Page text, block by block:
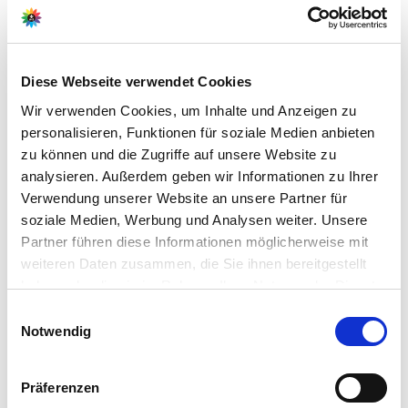
Diese Webseite verwendet Cookies
Wir verwenden Cookies, um Inhalte und Anzeigen zu
personalisieren, Funktionen für soziale Medien anbieten
zu können und die Zugriffe auf unsere Website zu
analysieren. Außerdem geben wir Informationen zu Ihrer
Verwendung unserer Website an unsere Partner für
soziale Medien, Werbung und Analysen weiter. Unsere
Partner führen diese Informationen möglicherweise mit
weiteren Daten zusammen, die Sie ihnen bereitgestellt
haben oder die sie im Rahmen Ihrer Nutzung der Dienste
betätigen Sie anschließend den "OK"-Button:
Notwendig
Präferenzen
Ahrens+Sieberz GmbH &
Hauptstr. 440
E-Mail: info@as-garten.de
Webseite: https://www.as-
garten.de
Produktspezifisch
Gladiolen bevorzugen einen sonnigen bis halbschattigen
Zubehör Produkte